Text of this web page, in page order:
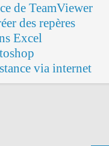
de TeamViewer
des repères
Excel
via internet